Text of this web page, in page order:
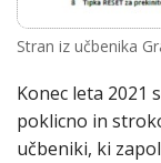
Stran iz učbenika
Konec leta 2021
poklicno in
učbeniki, ki